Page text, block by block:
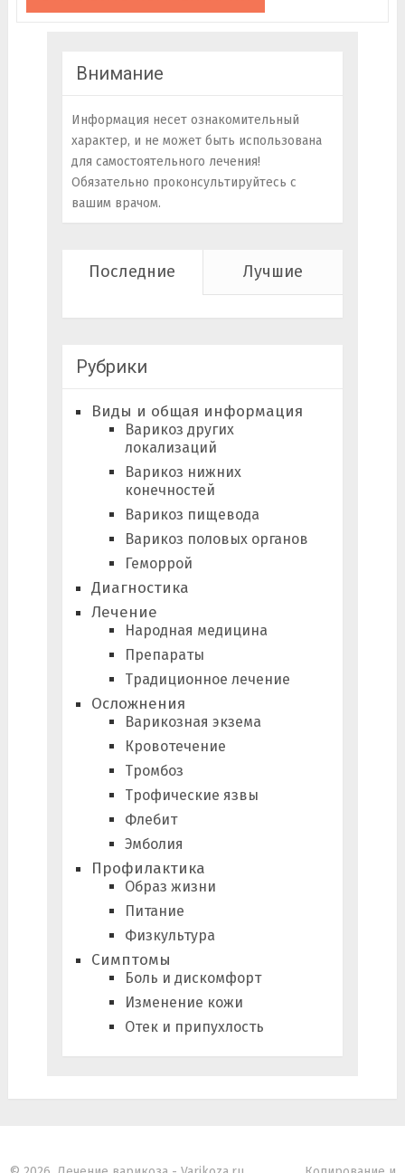
Внимание
Информация несет ознакомительный
характер, и не может быть использована
для самостоятельного лечения!
Обязательно проконсультируйтесь с
вашим врачом.
Последние Лучшие
Рубрики
Виды и общая информация
Варикоз других
локализаций
Варикоз нижних
конечностей
Варикоз пищевода
Варикоз половых органов
Геморрой
Диагностика
Лечение
Народная медицина
Препараты
Традиционное лечение
Осложнения
Варикозная экзема
Кровотечение
Тромбоз
Трофические язвы
Флебит
Эмболия
Профилактика
Образ жизни
Питание
Физкультура
Симптомы
Боль и дискомфорт
Изменение кожи
Отек и припухлость